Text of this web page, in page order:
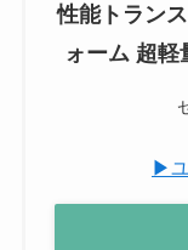
性能トラン
ォーム 超軽
▶